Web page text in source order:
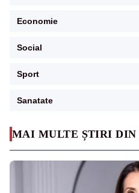
MAI MULTE ȘTIRI DIN
Economie
Social
Sport
Sanatate